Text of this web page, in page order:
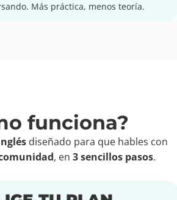
Más práctica, menos teoría.
funciona?
diseñado para que hables con
, en 3 sencillos pasos.